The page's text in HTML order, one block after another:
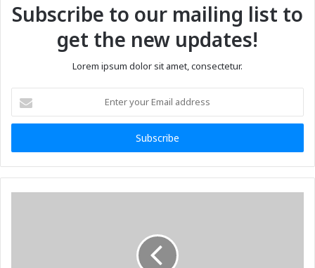
Subscribe to our mailing list to
get the new updates!
Lorem ipsum dolor sit amet, consectetur.
your
Email